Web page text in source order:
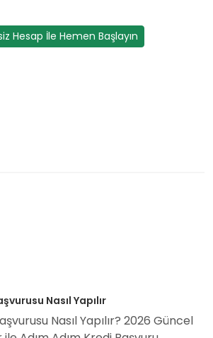
Hesap İle Hemen Başlayın
Nasıl Yapılır
Nasıl Yapılır? 2026 Güncel